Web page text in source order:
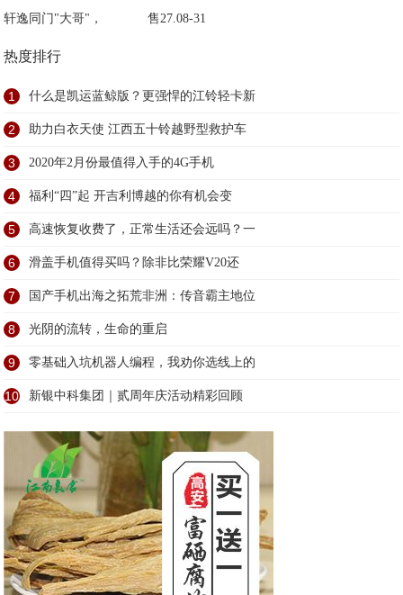
轩逸同门"大哥"， 售27.08-31
热度排行
1 什么是凯运蓝鲸版？更强悍的江铃轻卡新
2 助力白衣天使 江西五十铃越野型救护车
3 2020年2月份最值得入手的4G手机
4 福利“四”起 开吉利博越的你有机会变
5 高速恢复收费了，正常生活还会远吗？一
6 滑盖手机值得买吗？除非比荣耀V20还
7 国产手机出海之拓荒非洲：传音霸主地位
8 光阴的流转，生命的重启
9 零基础入坑机器人编程，我劝你选线上的
10 新银中科集团｜贰周年庆活动精彩回顾